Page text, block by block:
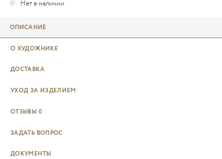
ОПИСАНИЕ
О ХУДОЖНИКЕ
ДОСТАВКА
УХОД ЗА ИЗДЕЛИЕМ
ОТЗЫВЫ 0
ЗАДАТЬ ВОПРОС
ДОКУМЕНТЫ